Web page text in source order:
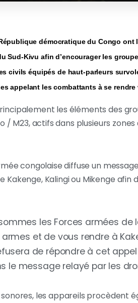
démocratique du Congo
Sud-Kivu afin d’encourager les
civils équipés de haut-parleurs
appelant les combattants à se
les éléments des
/ M23, actifs dans plusieurs
congolaise diffuse un
Kalingi ou Mikenge afin
les Forces armées de
et de vous rendre à
de répondre à cet
le message relayé par les
sonores, les appareils procèdent